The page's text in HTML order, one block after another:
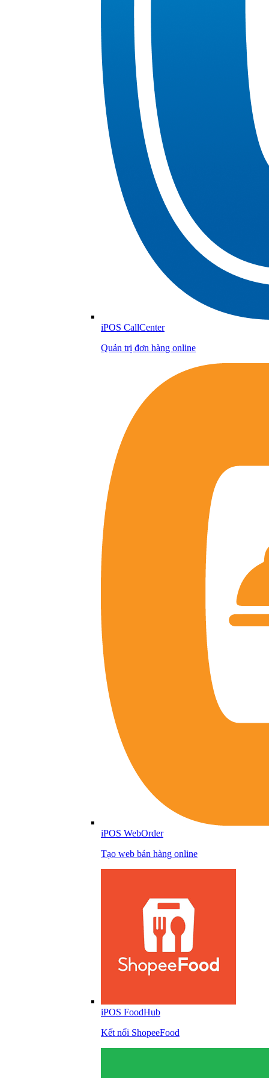
iPOS CallCenter
Quản trị đơn hàng online
iPOS WebOrder
Tạo web bán hàng online
iPOS FoodHub
Kết nối ShopeeFood